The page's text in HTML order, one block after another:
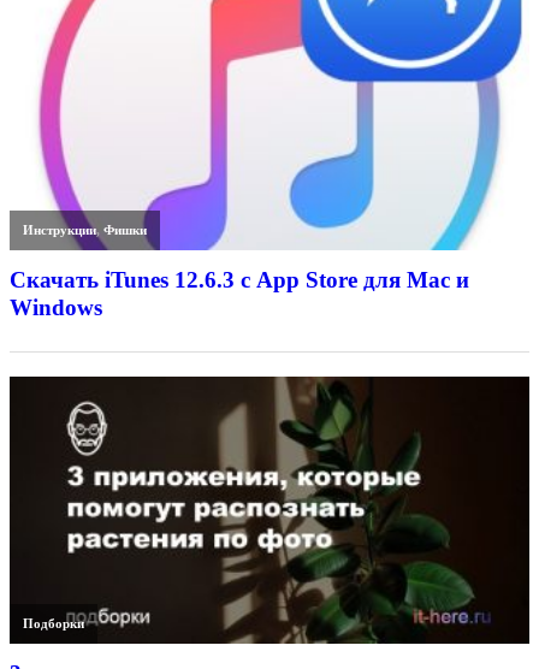
Инструкции,Фишки
Скачать iTunes 12.6.3 с App Store для Mac и
Windows
Подборки